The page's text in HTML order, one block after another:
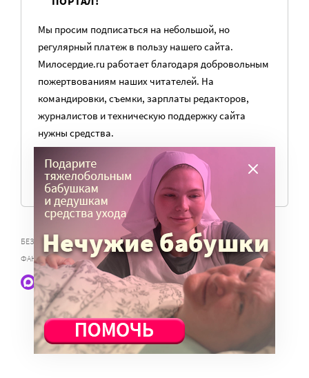
Мы просим подписаться на небольшой, но
регулярный платеж в пользу нашего сайта.
Милосердие.ru работает благодаря добровольным
пожертвованиям наших читателей. На
командировки, съемки, зарплаты редакторов,
журналистов и техническую поддержку сайта
нужны средства.
ПОМОЧЬ ПОРТАЛУ
БЕЗДОМНЫЕ,КРАУДФАНДИНГ,ПРОГРАММА ВОЗВРАЩЕНИЕ,
ФАНДРАЙЗИНГ
Наши статьи и новости в Max. Подпишитесь